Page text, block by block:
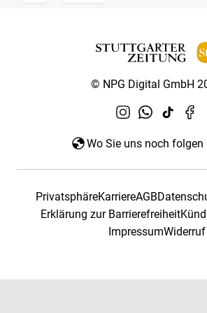
© NPG Digital GmbH
Wo Sie uns noch folgen
PrivatsphäreKarriereAGB
Erklärung zur Barrierefreiheit
ImpressumWiderruf